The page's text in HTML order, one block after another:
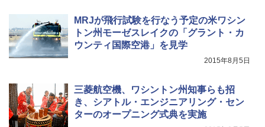
MRJが飛行試験を行なう予定の米ワシン
トン州モーゼスレイクの「グラント・カ
ウンティ国際空港」を見学
2015年8月5日
三菱航空機、ワシントン州知事らも招
き、シアトル・エンジニアリング・セン
ターのオープニング式典を実施